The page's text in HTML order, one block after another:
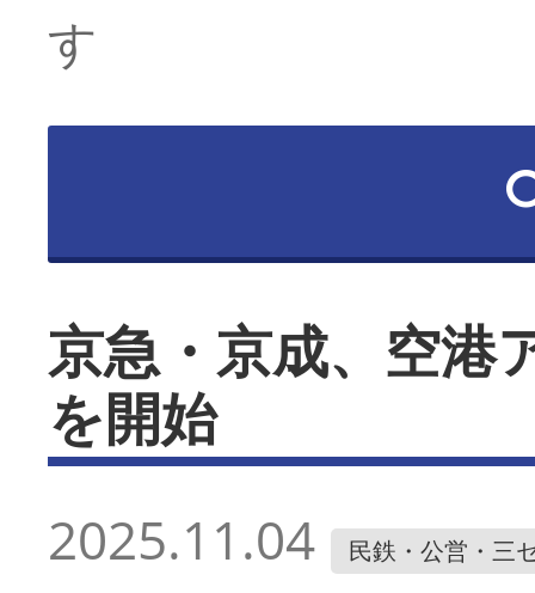
す
京急・京成、空港
を開始
2025.11.04 民鉄・公営・三